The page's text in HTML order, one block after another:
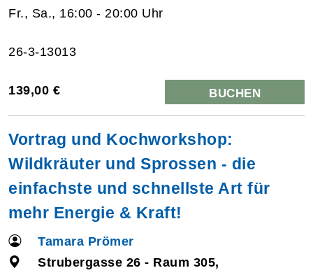
Fr., Sa., 16:00 - 20:00 Uhr
26-3-13013
139,00 € BUCHEN
Vortrag und Kochworkshop:
Wildkräuter und Sprossen - die
einfachste und schnellste Art für
mehr Energie & Kraft!
Tamara Prömer
Strubergasse 26 - Raum 305,